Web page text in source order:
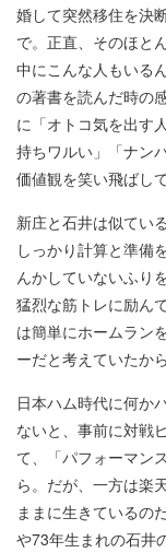
婚して突然移住を決
で。正直、そのほと
中にこんな人もいる
の著書を読んだ時の
に「オトコ気を出す
持ちワルい」「ナン
価値観を笑い飛ばして
新庄と石井は似てい
しっかり計算と準備
んかしていないふり
猛烈な筋トレに励ん
は簡単にホームラン
ーだと考えていたから
日本ハム時代に何か
ないと、事前に対戦
て、「パフォーマン
ら。だが、一方は楽
ままに生きているの
や73年生まれの石井